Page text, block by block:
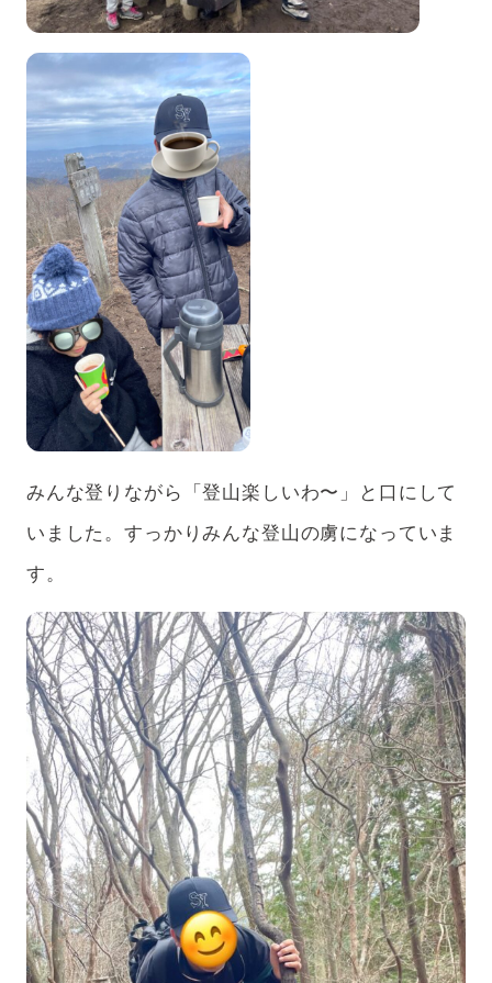
みんな登りながら「登山楽しいわ〜」と口にして
いました。すっかりみんな登山の虜になっていま
す。